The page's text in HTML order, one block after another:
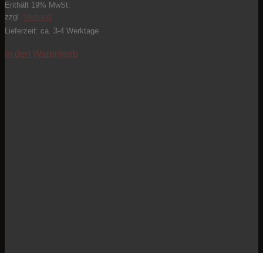
Enthält 19% MwSt.
zzgl. Versand
Lieferzeit: ca. 3-4 Werktage
In den Warenkorb